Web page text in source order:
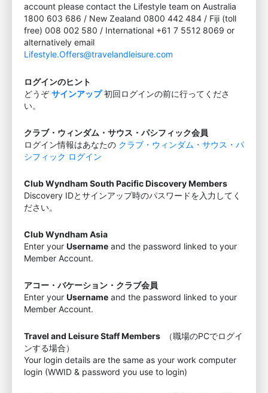
account please contact the Lifestyle team on Australia
1800 603 686 / New Zealand 0800 442 484 / Fiji (toll
free) 008 002 580 / International +61 7 5512 8069 or
alternatively email
Lifestyle.Offers@travelandleisure.com
ログインのヒント
どうぞサインアップ初回ログインの前に行ってくださ
い。
クラブ・ウィンダム・サウス・パシフィック会員
ログイン情報はあなたの クラブ・ウィンダム・サウス・パ
シフィック ログイン
Club Wyndham South Pacific Discovery Members
Discovery IDとサインアップ時のパスワードを入力してく
ださい。
Club Wyndham Asia
Enter your Username and the password linked to your
Member Account.
アコー・バケーション・クラブ会員
Enter your Username and the password linked to your
Member Account.
Travel and Leisure Staff Members
（職場のPCでログイ
ンする場合）
Your login details are the same as your work computer
login (WWID & password you use to login)